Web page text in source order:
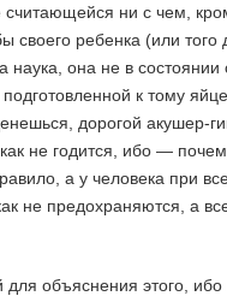
ни с чем,
ребенка (или того
она не в состоянии
к тому
дорогой акушер-
не годится, ибо —
а у человека при
не предохраняются, а
объяснения этого, ибо